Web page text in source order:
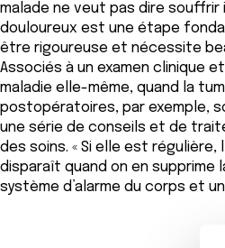
malade ne veut pas dire souffrir
douloureux est une étape
être rigoureuse et nécessite
Associés à un examen clinique
maladie elle-même, quand la
postopératoires, par exemple,
une série de conseils et de
des soins. « Si elle est
disparaît quand on en supprime
système d’alarme du corps et